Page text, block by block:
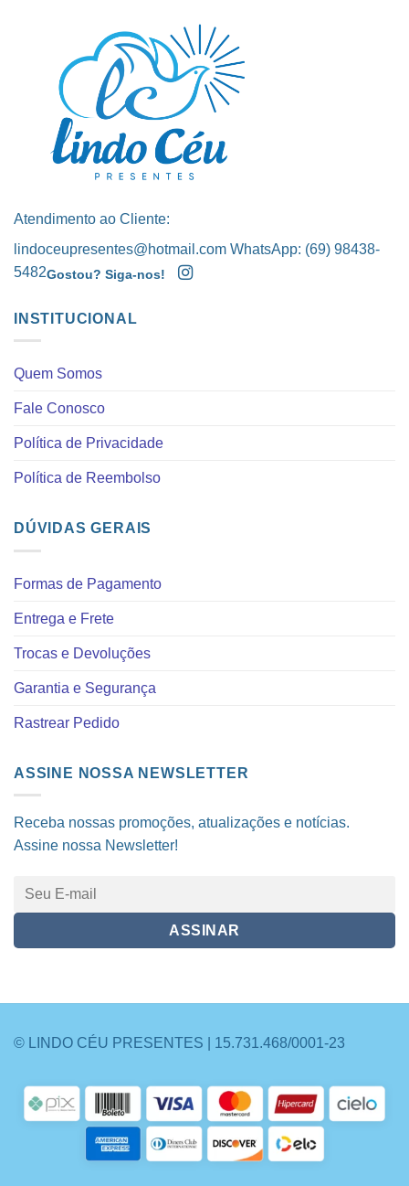
Atendimento ao Cliente:
lindoceupresentes@hotmail.com WhatsApp: (69) 98438-
5482Gostou? Siga-nos!
INSTITUCIONAL
Quem Somos
Fale Conosco
Política de Privacidade
Política de Reembolso
DÚVIDAS GERAIS
Formas de Pagamento
Entrega e Frete
Trocas e Devoluções
Garantia e Segurança
Rastrear Pedido
ASSINE NOSSA NEWSLETTER
Receba nossas promoções, atualizações e notícias.
Assine nossa Newsletter!
© LINDO CÉU PRESENTES | 15.731.468/0001-23